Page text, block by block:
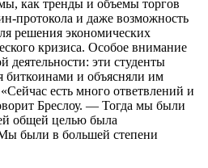
как тренды и объемы торгов
протокола и даже возможность
решения экономических
кризиса. Особое внимание
деятельности: эти студенты
биткоинами и объясняли им
есть много ответвлений и
Бреслоу. — Тогда мы были
общей целью была
были в большей степени